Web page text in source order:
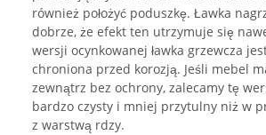
również położyć poduszkę. Ławka
dobrze, że efekt ten utrzymuje się
wersji ocynkowanej ławka grzewcza
chroniona przed korozją. Jeśli mebel
zewnątrz bez ochrony, zalecamy tę
bardzo czysty i mniej przytulny niż w
z warstwą rdzy.